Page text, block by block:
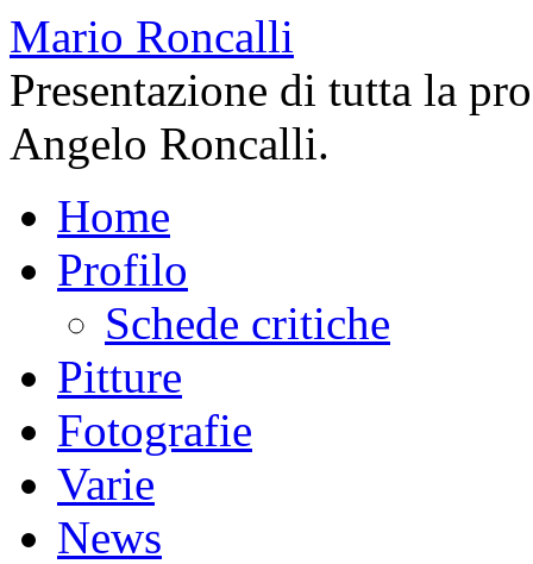
Mario Roncalli
Presentazione di tutta la
Angelo Roncalli.
Home
Profilo
Schede critiche
Pitture
Fotografie
Varie
News